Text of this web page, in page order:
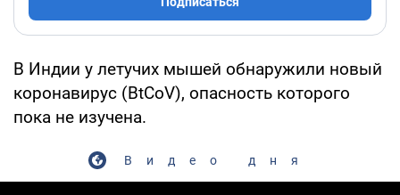
В Индии у летучих мышей обнаружили новый
коронавирус (BtCoV), опасность которого
пока не изучена.
Видео дня